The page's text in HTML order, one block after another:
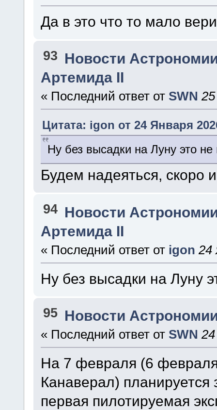
Да в это что то мало
93 Новости
Артемида II
« Последний ответ от SWN
Цитата: igon от 24 Января
Ну без высадки на Луну это
Будем надеяться, скоро
94 Новости
Артемида II
« Последний ответ от igon 24
Ну без высадки на Луну
95 Новости
« Последний ответ от SWN
На 7 февраля (6
Канаверал)
первая пилотируемая